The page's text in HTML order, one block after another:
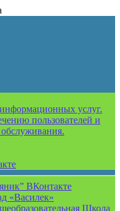
услуг.
пользователей и
ВКонтакте
«Василек»
Школа